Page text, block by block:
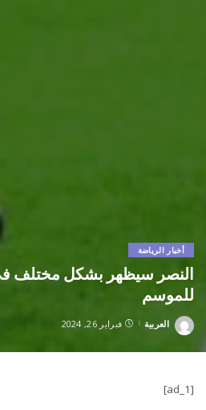
أخبار الرياضة
النصر سيظهر بشكل مختلف
للموسم
Posted
العربية فبراير 26, 2024
[ad_1]